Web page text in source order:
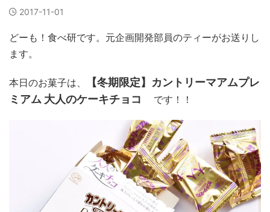
2017-11-01
どーも！食べ研です。元企画開発部員のティーがお送りし
ます。
本日のお菓子は、
【冬期限定】カントリーマアムプレ
ミアム 大人のケーキチョコ
です！！